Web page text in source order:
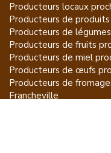
Producteurs locaux
Producteurs de
Producteurs de légumes
Producteurs de fruits
Producteurs de miel
Producteurs de œufs
Producteurs de
Francheville